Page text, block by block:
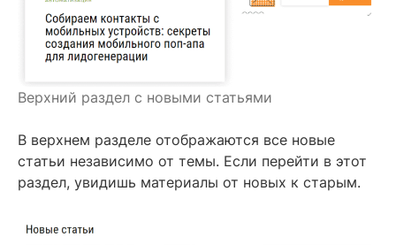
Верхний раздел с новыми статьями
В верхнем разделе отображаются все новые
статьи независимо от темы. Если перейти в этот
раздел, увидишь материалы от новых к старым.